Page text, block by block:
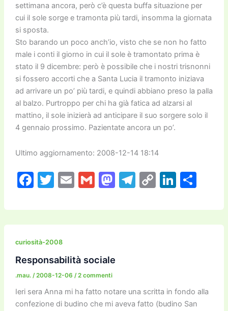
settimana ancora, però c’è questa buffa situazione per
cui il sole sorge e tramonta più tardi, insomma la giornata
si sposta.
Sto barando un poco anch’io, visto che se non ho fatto
male i conti il giorno in cui il sole è tramontato prima è
stato il 9 dicembre: però è possibile che i nostri trisnonni
si fossero accorti che a Santa Lucia il tramonto iniziava
ad arrivare un po’ più tardi, e quindi abbiano preso la palla
al balzo. Purtroppo per chi ha già fatica ad alzarsi al
mattino, il sole inizierà ad anticipare il suo sorgere solo il
4 gennaio prossimo. Pazientate ancora un po’.
Ultimo aggiornamento: 2008-12-14 18:14
F
c
e
b
o
o
k
T
itt
er
E
ai
l
G
ai
l
M
st
o
o
T
e
gr
C
p
y
Li
k
e
C
n
di
curiosità-2008
Responsabilità sociale
.mau. /2008-12-06 /2 commenti
Ieri sera Anna mi ha fatto notare una scritta in fondo alla
confezione di budino che mi aveva fatto (budino San